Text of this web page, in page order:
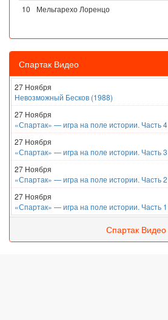
10
Мельгарехо Лоренцо
Спартак Видео
27 Ноября
Невозможный Бесков (1988)
27 Ноября
«Спартак» — игра на поле истории. Часть 4
27 Ноября
«Спартак» — игра на поле истории. Часть 3
27 Ноября
«Спартак» — игра на поле истории. Часть 2
27 Ноября
«Спартак» — игра на поле истории. Часть 1
Спартак Видео